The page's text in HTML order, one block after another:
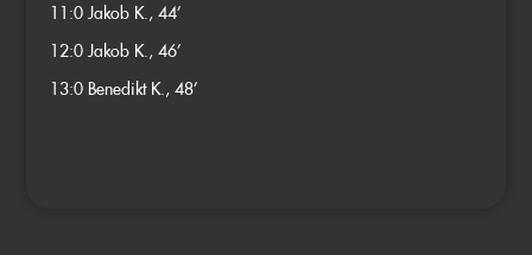
11:0 Jakob K., 44’
12:0 Jakob K., 46’
13:0 Benedikt K., 48’